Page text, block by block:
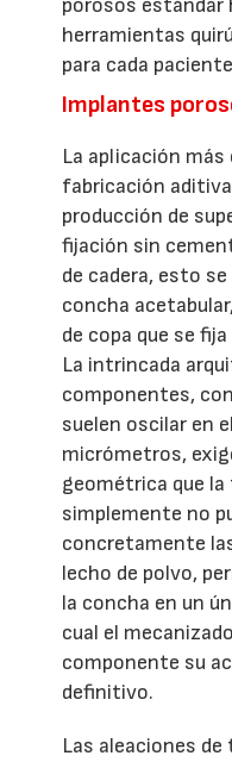
porosos
herramientas
para cada
Implantes
La aplicación
fabricación
producción de
fijación sin
de cadera, esto
concha
de copa que se
La intrincada
componentes,
suelen oscilar en
micrómetros,
geométrica que
simplemente no
concretamente
lecho de polvo,
la concha en un
cual el
componente su
definitivo.
Las aleaciones